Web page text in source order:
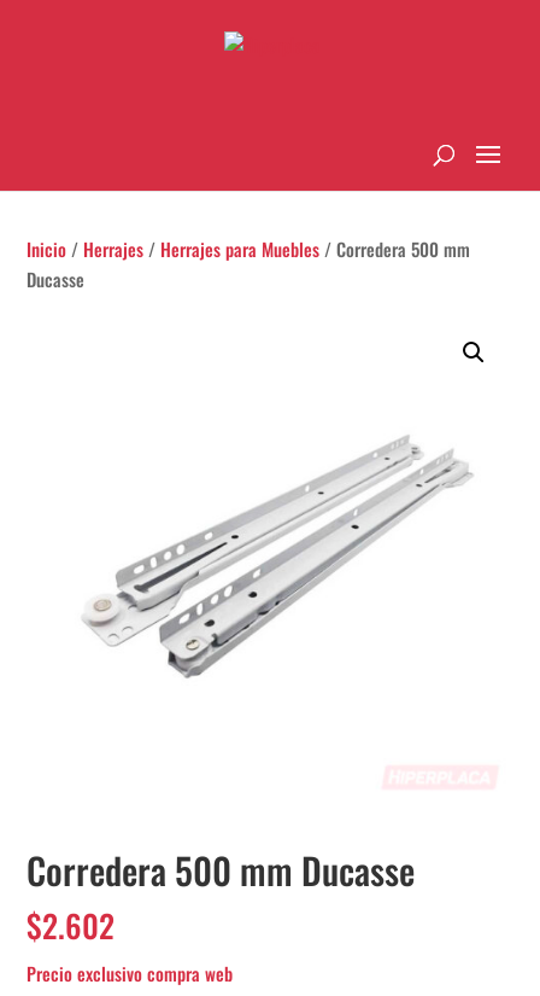
Inicio / Herrajes / Herrajes para Muebles / Corredera 500 mm
Ducasse
Corredera 500 mm Ducasse
$2.602